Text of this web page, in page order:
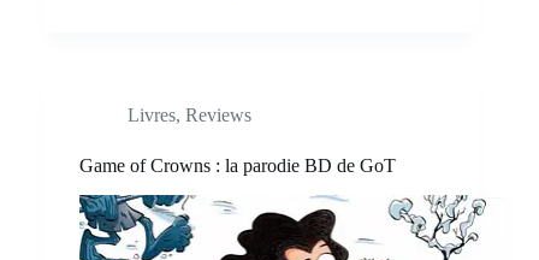
Livres, Reviews
Game of Crowns : la parodie BD de GoT